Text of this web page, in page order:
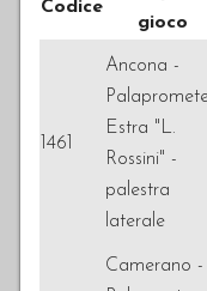
Codice
gioco
1461
Ancona -
Estra "L.
Rossini" -
palestra
laterale
Camerano -